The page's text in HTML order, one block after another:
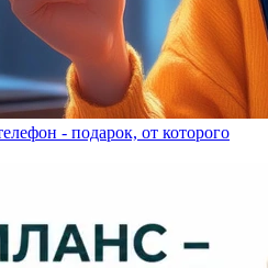
- подарок, от которого